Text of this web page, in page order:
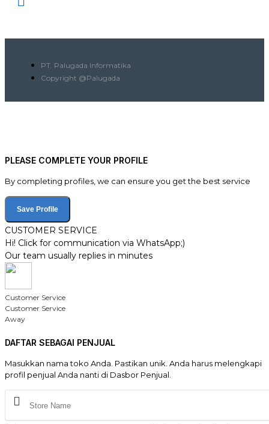
PT. Palugada Informatika
Copyright @Palugada
PLEASE COMPLETE YOUR PROFILE
By completing profiles, we can ensure you get the best service
Save Profile
CUSTOMER SERVICE
Hi! Click for communication via WhatsApp;)
Our team usually replies in minutes
Customer Service
Customer Service
Away
DAFTAR SEBAGAI PENJUAL
Masukkan nama toko Anda. Pastikan unik. Anda harus melengkapi
profil penjual Anda nanti di Dasbor Penjual.